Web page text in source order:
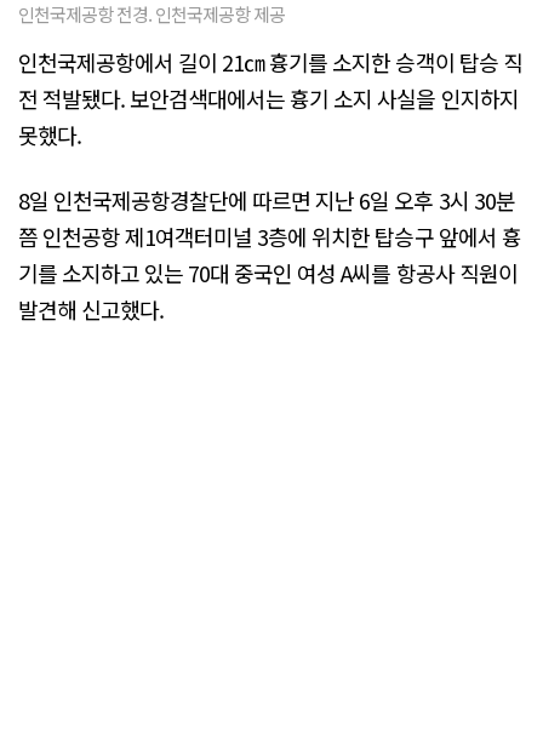
인천국제공항 전경. 인천국제공항 제공
인천국제공항에서 길이 21㎝ 흉기를 소지한 승객이 탑승 직
전 적발됐다. 보안검색대에서는 흉기 소지 사실을 인지하지
못했다.
8일 인천국제공항경찰단에 따르면 지난 6일 오후 3시 30분
쯤 인천공항 제1여객터미널 3층에 위치한 탑승구 앞에서 흉
기를 소지하고 있는 70대 중국인 여성 A씨를 항공사 직원이
발견해 신고했다.